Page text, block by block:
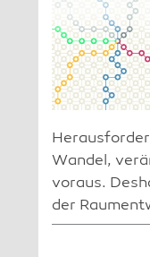
Wandel,
voraus.
der